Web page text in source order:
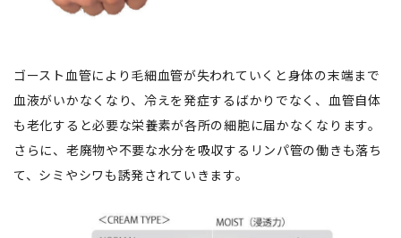
ゴースト血管により毛細血管が失われていくと身体の末端まで
血液がいかなくなり、冷えを発症するばかりでなく、血管自体
も老化すると必要な栄養素が各所の細胞に届かなくなります。
さらに、老廃物や不要な水分を吸収するリンパ管の働きも落ち
て、シミやシワも誘発されていきます。